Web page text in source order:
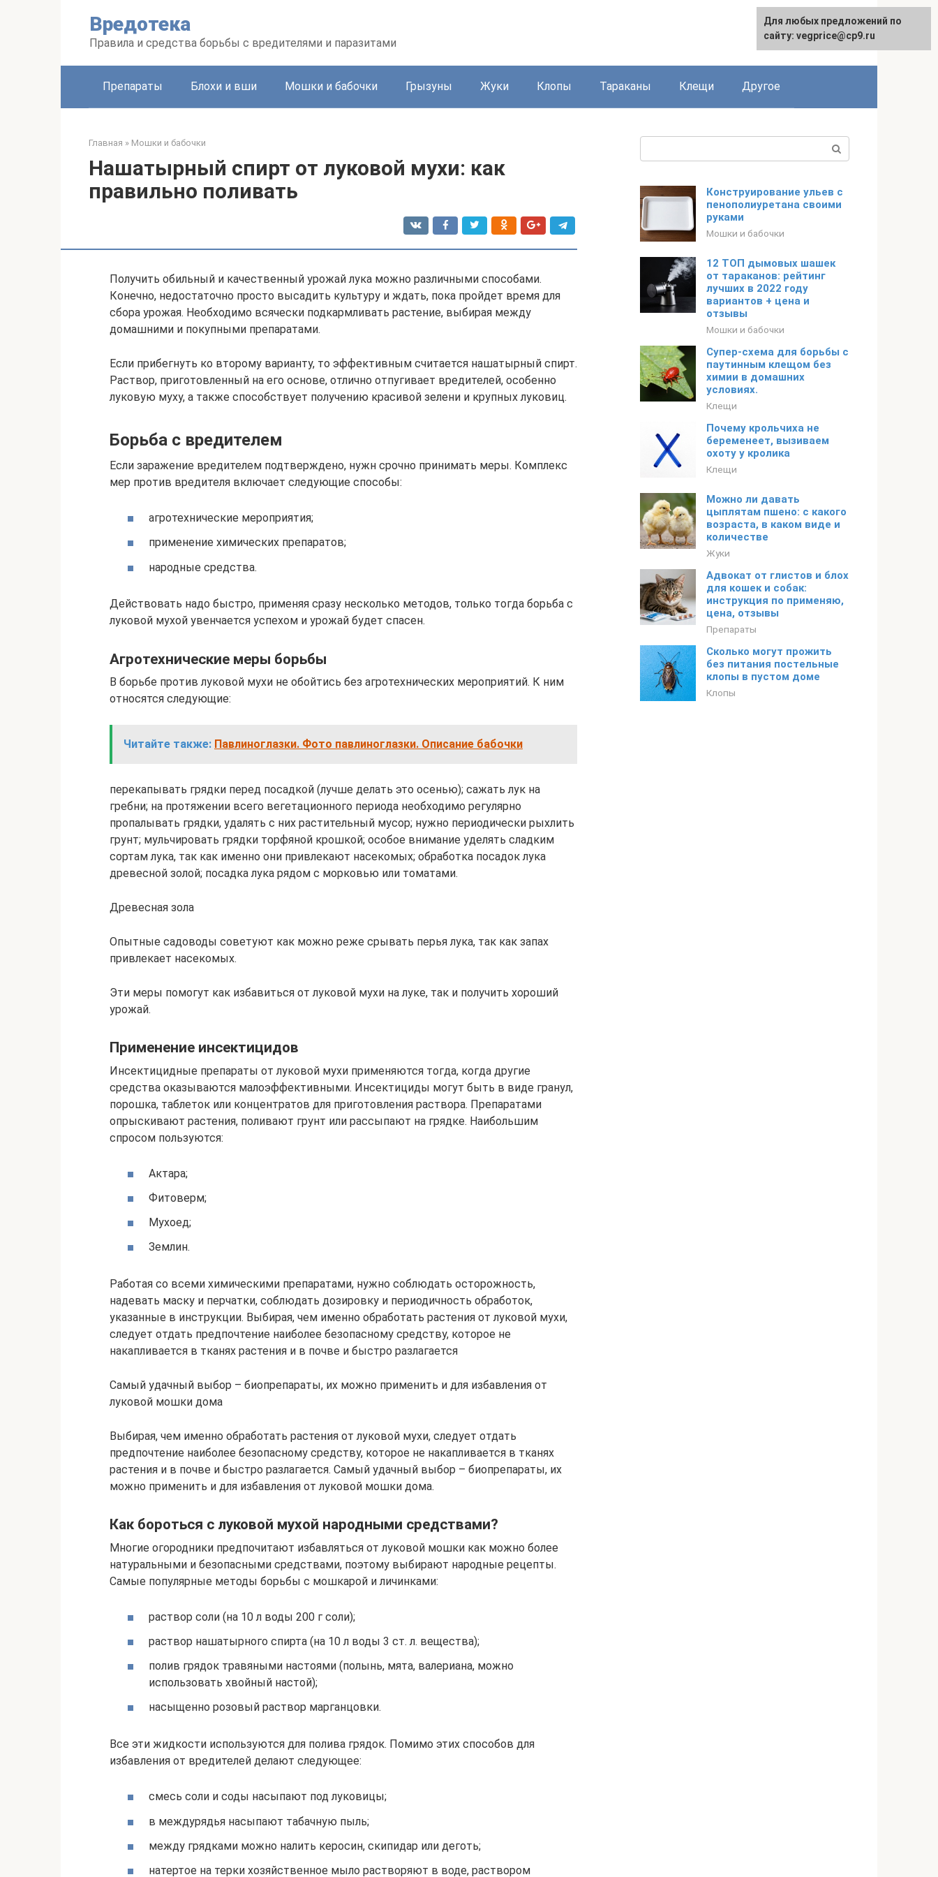
Вредотека
Правила и средства борьбы с вредителями и паразитами
Препараты Блохи и вши Мошки и бабочки Грызуны Жуки Клопы Тараканы Клещи Другое
Главная » Мошки и бабочки
Нашатырный спирт от луковой мухи: как
правильно поливать
Получить обильный и качественный урожай лука можно различными способами.
Конечно, недостаточно просто высадить культуру и ждать, пока пройдет время для
сбора урожая. Необходимо всячески подкармливать растение, выбирая между
домашними и покупными препаратами.
Если прибегнуть ко второму варианту, то эффективным считается нашатырный спирт.
Раствор, приготовленный на его основе, отлично отпугивает вредителей, особенно
луковую муху, а также способствует получению красивой зелени и крупных луковиц.
Борьба с вредителем
Если заражение вредителем подтверждено, нужн срочно принимать меры. Комплекс
мер против вредителя включает следующие способы:
агротехнические мероприятия;
применение химических препаратов;
народные средства.
Действовать надо быстро, применяя сразу несколько методов, только тогда борьба с
луковой мухой увенчается успехом и урожай будет спасен.
Агротехнические меры борьбы
В борьбе против луковой мухи не обойтись без агротехнических мероприятий. К ним
относятся следующие:
Читайте также: Павлиноглазки. Фото павлиноглазки. Описание бабочки
перекапывать грядки перед посадкой (лучше делать это осенью); сажать лук на
гребни; на протяжении всего вегетационного периода необходимо регулярно
пропалывать грядки, удалять с них растительный мусор; нужно периодически рыхлить
грунт; мульчировать грядки торфяной крошкой; особое внимание уделять сладким
сортам лука, так как именно они привлекают насекомых; обработка посадок лука
древесной золой; посадка лука рядом с морковью или томатами.
Древесная зола
Опытные садоводы советуют как можно реже срывать перья лука, так как запах
привлекает насекомых.
Эти меры помогут как избавиться от луковой мухи на луке, так и получить хороший
урожай.
Применение инсектицидов
Инсектицидные препараты от луковой мухи применяются тогда, когда другие
средства оказываются малоэффективными. Инсектициды могут быть в виде гранул,
порошка, таблеток или концентратов для приготовления раствора. Препаратами
опрыскивают растения, поливают грунт или рассыпают на грядке. Наибольшим
спросом пользуются:
Актара;
Фитоверм;
Мухоед;
Землин.
Работая со всеми химическими препаратами, нужно соблюдать осторожность,
надевать маску и перчатки, соблюдать дозировку и периодичность обработок,
указанные в инструкции. Выбирая, чем именно обработать растения от луковой мухи,
следует отдать предпочтение наиболее безопасному средству, которое не
накапливается в тканях растения и в почве и быстро разлагается
Самый удачный выбор – биопрепараты, их можно применить и для избавления от
луковой мошки дома
Выбирая, чем именно обработать растения от луковой мухи, следует отдать
предпочтение наиболее безопасному средству, которое не накапливается в тканях
растения и в почве и быстро разлагается. Самый удачный выбор – биопрепараты, их
можно применить и для избавления от луковой мошки дома.
Как бороться с луковой мухой народными средствами?
Многие огородники предпочитают избавляться от луковой мошки как можно более
натуральными и безопасными средствами, поэтому выбирают народные рецепты.
Самые популярные методы борьбы с мошкарой и личинками:
раствор соли (на 10 л воды 200 г соли);
раствор нашатырного спирта (на 10 л воды 3 ст. л. вещества);
полив грядок травяными настоями (полынь, мята, валериана, можно
использовать хвойный настой);
насыщенно розовый раствор марганцовки.
Все эти жидкости используются для полива грядок. Помимо этих способов для
избавления от вредителей делают следующее:
смесь соли и соды насыпают под луковицы;
в междурядья насыпают табачную пыль;
между грядками можно налить керосин, скипидар или деготь;
натертое на терки хозяйственное мыло растворяют в воде, раствором
Конструирование ульев с
пенополиуретана своими
руками
Мошки и бабочки
12 ТОП дымовых шашек
от тараканов: рейтинг
лучших в 2022 году
вариантов + цена и
отзывы
Мошки и бабочки
Супер-схема для борьбы с
паутинным клещом без
химии в домашних
условиях.
Клещи
Почему крольчиха не
беременеет, вызиваем
охоту у кролика
Клещи
Можно ли давать
цыплятам пшено: с какого
возраста, в каком виде и
количестве
Жуки
Адвокат от глистов и блох
для кошек и собак:
инструкция по применяю,
цена, отзывы
Препараты
Сколько могут прожить
без питания постельные
клопы в пустом доме
Клопы
Для любых предложений по
сайту: vegprice@cp9.ru